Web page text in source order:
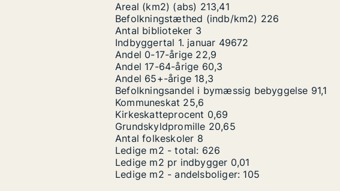
Areal (km2) (abs) 213,41
Befolkningstæthed (indb/km2) 226
Antal biblioteker 3
Indbyggertal 1. januar 49672
Andel 0-17-årige 22,9
Andel 17-64-årige 60,3
Andel 65+-årige 18,3
Befolkningsandel i bymæssig bebyggelse 91,1
Kommuneskat 25,6
Kirkeskatteprocent 0,69
Grundskyldpromille 20,65
Antal folkeskoler 8
Ledige m2 - total: 626
Ledige m2 pr indbygger 0,01
Ledige m2 - andelsboliger: 105